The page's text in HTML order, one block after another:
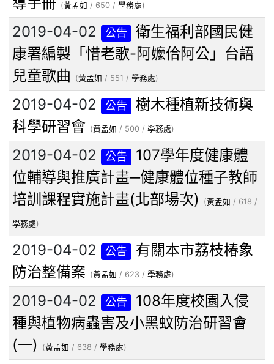
(黃孟如 / 650 / 學務處)
2019-04-02 公告
衛生福利部國民健
康署編製「惜老歌-阿嬤佮阿公」台語
兒童歌曲
(黃孟如 / 551 / 學務處)
2019-04-02 公告
樹木種植新技術與
科學研習會 (黃孟如 / 500 / 學務處)
2019-04-02 公告
107學年度健康體
位輔導與推廣計畫─健康體位種子教師
培訓課程實施計畫(北部場次)
(黃孟如 / 618 /
學務處)
2019-04-02 公告
有關本市荔枝椿象
防治整備案 (黃孟如 / 623 / 學務處)
2019-04-02 公告
108年度校園入侵
種與植物病蟲害及小黑蚊防治研習會
(一)
(黃孟如 / 638 / 學務處)